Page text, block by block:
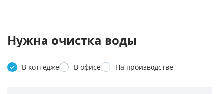
Нужна очистка воды
В коттедже В офисе На производстве